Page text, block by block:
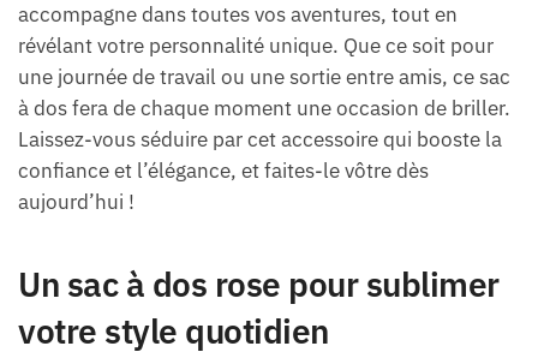
accompagne dans toutes vos aventures, tout en
révélant votre personnalité unique. Que ce soit pour
une journée de travail ou une sortie entre amis, ce sac
à dos fera de chaque moment une occasion de briller.
Laissez-vous séduire par cet accessoire qui booste la
confiance et l’élégance, et faites-le vôtre dès
aujourd’hui !
Un sac à dos rose pour sublimer
votre style quotidien